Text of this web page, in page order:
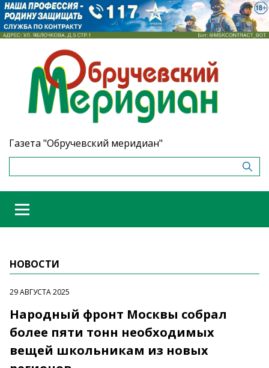
Газета "Обручевский меридиан"
НОВОСТИ
29 АВГУСТА 2025
Народный фронт Москвы собрал
более пяти тонн необходимых
вещей школьникам из новых